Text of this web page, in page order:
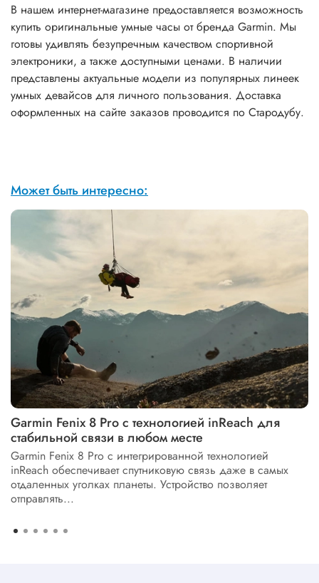
В нашем интернет-магазине предоставляется возможность
купить оригинальные умные часы от бренда Garmin. Мы
готовы удивлять безупречным качеством спортивной
электроники, а также доступными ценами. В наличии
представлены актуальные модели из популярных линеек
умных девайсов для личного пользования. Доставка
оформленных на сайте заказов проводится по Стародубу.
Может быть интересно:
Garmin Fenix 8 Pro с технологией inReach для
стабильной связи в любом месте
Garmin Fenix 8 Pro с интегрированной технологией
inReach обеспечивает спутниковую связь даже в самых
отдаленных уголках планеты. Устройство позволяет
отправлять...